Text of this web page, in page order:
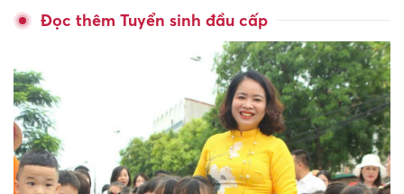
Đọc thêm Tuyển sinh đầu cấp